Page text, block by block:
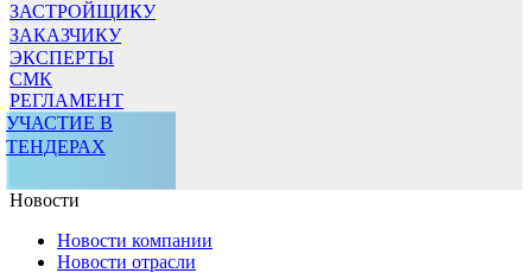
ЗАСТРОЙЩИКУ
ЗАКАЗЧИКУ
ЭКСПЕРТЫ
СМК
РЕГЛАМЕНТ
УЧАСТИЕ В
ТЕНДЕРАХ
Новости
Новости компании
Новости отрасли